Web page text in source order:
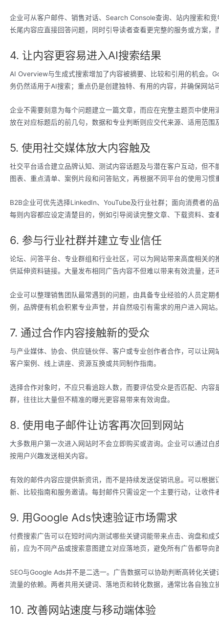
企业可从客户邮件、销售对话、Search Console查询、站内搜索和
长尾内容应直接回答问题，同时引导读者查看更完整的服务或方案
4. 让内容更容易进入AI搜索结果
AI Overview与生成式搜索增加了内容被摘要、比较和引用的机会。
务仍然适用于AI搜索；重点仍是创建独特、有用的内容，并确保网站
企业不需要刻意为每个问题建立一篇文章，而应在完整主题页中使
放在对应标题后的前几句，数据和专业判断则应交代来源、适用范
5. 使用社交媒体放大内容触及
社交平台适合建立品牌认知、测试内容话题及与潜在客户互动，但
图表、重点清单、案例片段和问答贴文，再根据不同平台的使用习惯
B2B企业可优先选择LinkedIn、YouTube及行业社群；面向消费者
每则内容都应设定清楚目的，例如引导阅读完整文章、下载资料、
6. 参与行业社群并建立专业信任
论坛、问答平台、专业群组和行业社区，可以为网站带来高度相关
供延伸资料链接。大量发布相同广告内容不但难以带来有效流量，还
企业可以整理销售团队最常遇到的问题，由具备专业经验的人员定
例，品牌便有机会积累专业声誉，并自然吸引有需求的用户进入网站
7. 通过合作内容接触新的受众
与产业媒体、协会、供应链伙伴、客户或专业创作者合作，可以让
客户案例、线上讲座、资源互换或共同制作指南。
选择合作对象时，不应只看追踪人数，而要评估受众是否匹配、内
群，往往比大量但不精准的曝光更容易带来有效询盘。
8. 使用电子邮件让访客再次回到网站
大多数用户第一次进入网站时不会立即购买或咨询。企业可以通过
按用户兴趣发送相关内容。
有效的邮件内容应提供新资讯，而不是持续发送促销讯息。可以根
新、比较指南和服务邀请。每封邮件只需设定一个主要行动，让收
9. 用Google Ads快速验证市场需求
付费搜索广告可以在短时间内测试哪些关键词能带来点击、询盘和
前，应为不同产品或搜索意图建立对应落地页，避免所有广告都导向
SEO与Google Ads并不是二选一。广告数据可以协助判断高转化关
流量的依赖。两者共用关键词、落地页和转化数据，通常比各自独立
10. 改善网站速度与移动端体验